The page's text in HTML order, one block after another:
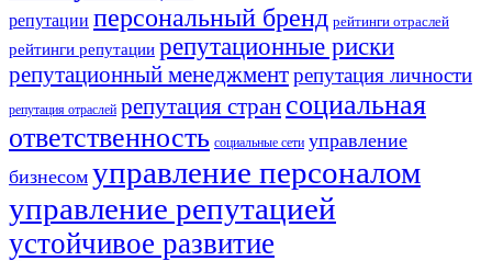
репутации персональный бренд рейтинги отраслей
рейтинги репутации репутационные риски
репутационный менеджментрепутация личности
репутация отраслей репутация стран социальная
ответственность социальные сети управление
бизнесом управление персоналом
управление репутацией
устойчивое развитие